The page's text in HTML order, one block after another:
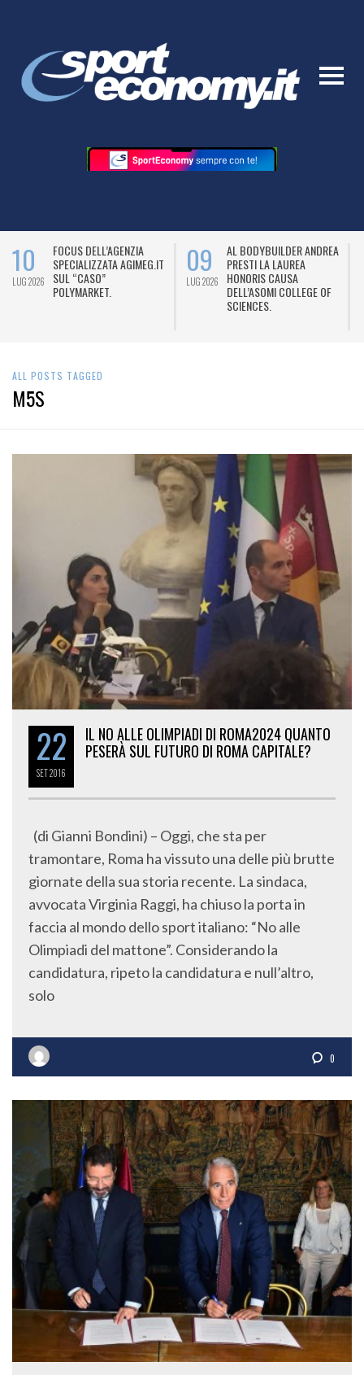
FOCUS DELL’AGENZIA
SPECIALIZZATA AGIMEG.IT
SUL “CASO”
POLYMARKET.
09
AL BODYBUILDER ANDREA
PRESTI LA LAUREA
HONORIS CAUSA
DELL’ASOMI COLLEGE OF
SCIENCES.
09
ALL POSTS TAGGED
M5S
22
SET2016
IL NO ALLE OLIMPIADI DI ROMA2024 QUANTO
PESERÀ SUL FUTURO DI ROMA CAPITALE?
(di Gianni Bondini) – Oggi, che sta per
tramontare, Roma ha vissuto una delle più brutte
giornate della sua storia recente. La sindaca,
avvocata Virginia Raggi, ha chiuso la porta in
faccia al mondo dello sport italiano: “No alle
Olimpiadi del mattone”. Considerando la
candidatura, ripeto la candidatura e null’altro,
solo
0